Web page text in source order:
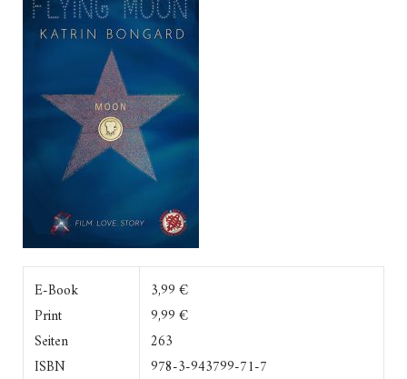
E-Book
Print
Seiten
ISBN
3,99 €
9,99 €
263
978-3-943799-71-7